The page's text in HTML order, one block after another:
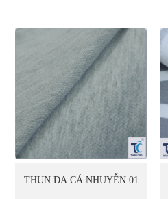
THUN DA CÁ NHUYỄN 01